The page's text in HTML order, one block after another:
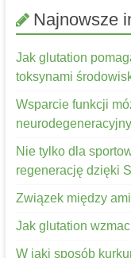
Najnowsze
Jak glutation
toksynami
Wsparcie funkcji
Nie tylko dla
regenerację dzięki
Związek między
Jak glutation
W jaki sposób